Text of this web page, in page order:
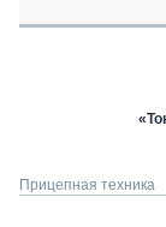
О ПРОЕКТЕ
Прицепная техника